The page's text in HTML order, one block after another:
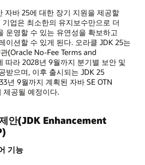
자바 25에 대한 장기 지원을 제공할
업은 최소한의 유지보수만으로 더
운영할 수 있는 유연성을 확보하고
이션할 수 있게 된다. 오라클 JDK 25는
(Oracle No-Fee Terms and
따라 2028년 9월까지 분기별 보안 및
받으며, 이후 출시되는 JDK 25
년 9월까지 계획된 자바 SE OTN
제공될 예정이다.
안(JDK Enhancement
기능